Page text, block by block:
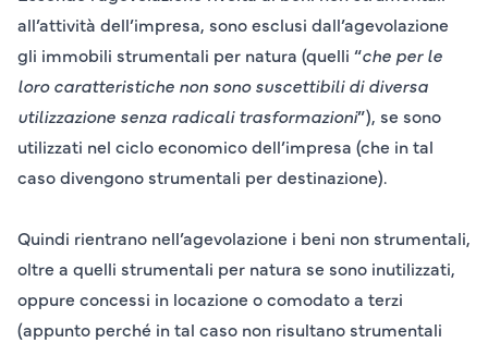
all’attività dell’impresa, sonoesclusi dall’agevolazione
gli immobili strumentali per natura (quelli “che per le
loro caratteristiche non sono suscettibili di diversa
utilizzazione senza radicali trasformazioni”), se sono
utilizzati nel ciclo economicodell’impresa (che in tal
caso divengono strumentali per destinazione).
Quindi rientrano nell’agevolazione i beni non strumentali,
oltre a quelli strumentali per natura se sono inutilizzati,
oppure concessi in locazione o comodato a terzi
(appunto perché in tal caso non risultano strumentali